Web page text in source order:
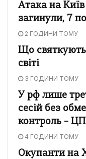
Атака на
загинули, 7
2 ГОДИНИ ТОМУ
Що святкують
світі
3 ГОДИНИ ТОМУ
У рф лише
сесій без
контроль –
4 ГОДИНИ ТОМУ
Окупанти на